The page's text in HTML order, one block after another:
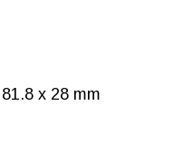
x 28 mm